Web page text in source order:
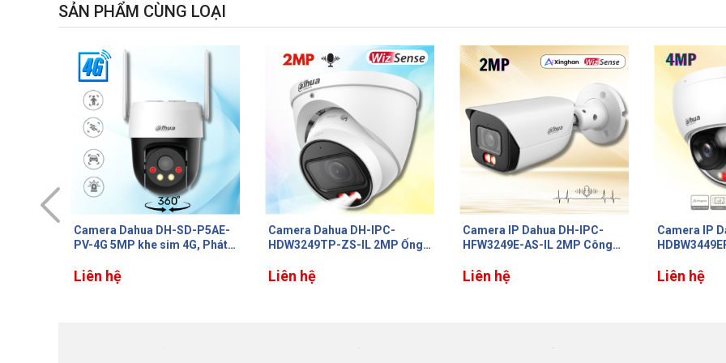
SẢN PHẨM CÙNG LOẠI
Camera Dahua DH-IPC-
HDW3249TP-ZS-IL 2MP Ống
mm, Đèn trợ sáng + IR 50m,
Tích hợp Mic
Liên hệ
Camera IP Dahua DH-IPC-
HFW3249E-AS-IL 2MP Công
3DNR, Tích hợp Mic
Liên hệ
Camera IP Dahua DH-IPC-
HDBW3449EP-AS-IL 4MP,
va đập IK10, Chuẩn IP67, IR
Liên hệ
Camera
2MP Dahua
thoại 2
đêm 30m,
Liên hệ